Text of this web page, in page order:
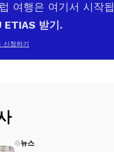
여행은 여기서 시작
ETIAS 받기.
신청하기
뉴스